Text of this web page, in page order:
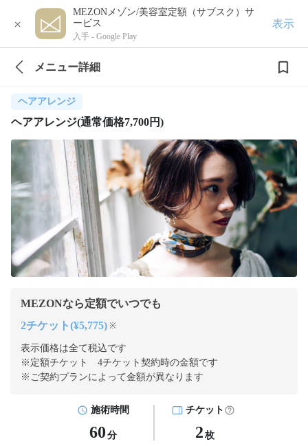
×
MEZONメゾン/美容室定額（サブスク）サ
ービス
入手 - Google Play
表示
メニュー詳細
ヘアアレンジ
ヘアアレンジ(通常価格7,700円)
MEZONなら定額でいつでも
2チケット(¥5,775) ※
表示価格は全て税込です
※定額チケット 4チケット契約時の金額です
※ご契約プランによって金額が異なります
施術時間
60 分
チケット
2 枚